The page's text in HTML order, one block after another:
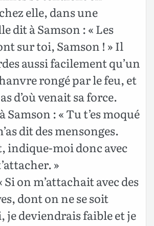
elle, dans une
dit à Samson : « Les
sur toi, Samson ! » Il
aussi facilement qu’un
rongé par le feu, et
d’où venait sa force.
Samson : « Tu t’es moqué
dit des mensonges.
indique-moi donc avec
»
on m’attachait avec des
dont on ne se soit
je deviendrais faible et je